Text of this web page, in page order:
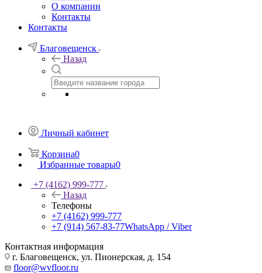
О компании
Контакты
Контакты
Благовещенск
Назад
Личный кабинет
Корзина0
Избранные товары0
+7 (4162) 999-777
Назад
Телефоны
+7 (4162) 999-777
+7 (914) 567-83-77WhatsApp / Viber
Контактная информация
г. Благовещенск, ул. Пионерская, д. 154
floor@wvfloor.ru